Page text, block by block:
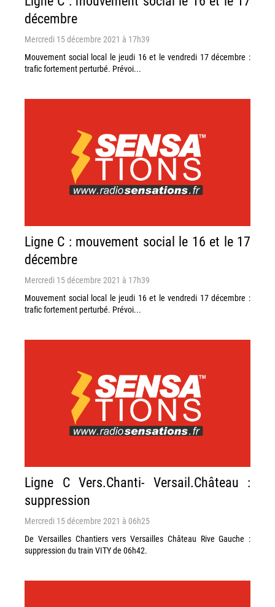
décembre
Mercredi 15 décembre 2021 à 17h39
Mouvement social local le jeudi 16 et le vendredi 17 décembre :
trafic fortement perturbé. Prévoi...
Ligne C : mouvement social le 16 et le 17
décembre
Mercredi 15 décembre 2021 à 17h39
Mouvement social local le jeudi 16 et le vendredi 17 décembre :
trafic fortement perturbé. Prévoi...
Ligne C Vers.Chanti- Versail.Château :
suppression
Mercredi 15 décembre 2021 à 06h25
De Versailles Chantiers vers Versailles Château Rive Gauche :
suppression du train VITY de 06h42.